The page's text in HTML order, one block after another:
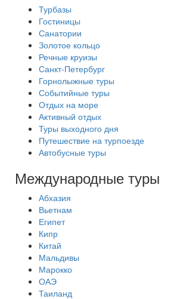
Турбазы
Гостиницы
Санатории
Золотое кольцо
Речные круизы
Санкт-Петербург
Горнолыжные туры
Событийные туры
Отдых на море
Активный отдых
Туры выходного дня
Путешествие на турпоезде
Автобусные туры
Международные туры
Абхазия
Вьетнам
Египет
Кипр
Китай
Мальдивы
Марокко
ОАЭ
Таиланд